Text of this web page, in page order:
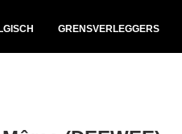
GRENSVERLEGGERS